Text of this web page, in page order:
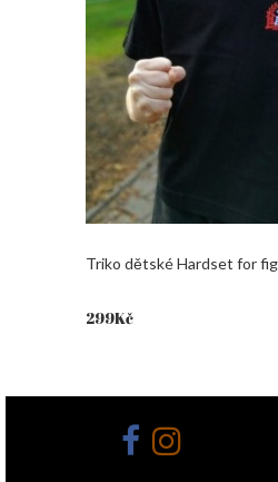
Triko dětské Hardset for
299Kč